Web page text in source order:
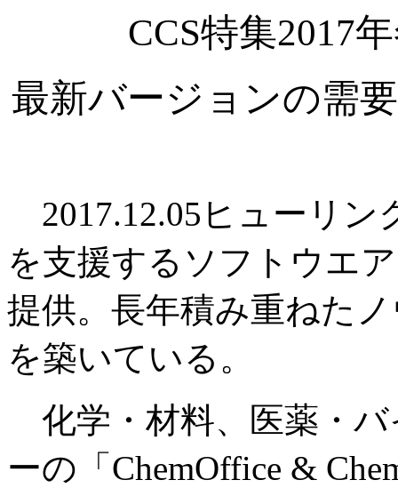
CCS特集2017
最新バージョンの需
2017.12.05ヒューリン
を支援するソフトウエ
提供。長年積み重ねた
を築いている。
化学・材料、医薬・
ーの「ChemOffice &